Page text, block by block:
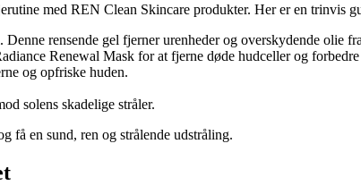
med REN Clean Skincare produkter. Her er en trinvis
rensende gel fjerner urenheder og overskydende olie
Renewal Mask for at fjerne døde hudceller og forbedre
og opfriske huden.
solens skadelige stråler.
få en sund, ren og strålende udstråling.